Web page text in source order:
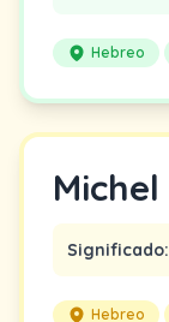
Hebreo
Michel
Significado:
Hebreo